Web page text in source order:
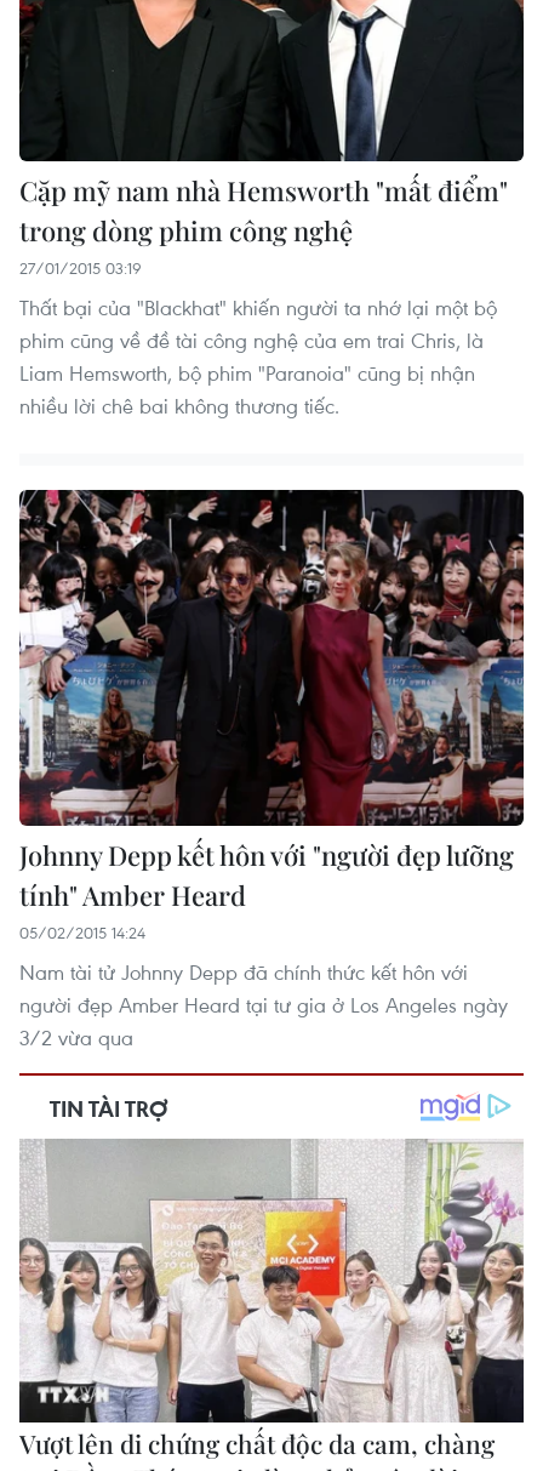
Cặp mỹ nam nhà Hemsworth "mất điểm"
trong dòng phim công nghệ
27/01/2015 03:19
Thất bại của "Blackhat" khiến người ta nhớ lại một bộ
phim cũng về đề tài công nghệ của em trai Chris, là
Liam Hemsworth, bộ phim "Paranoia" cũng bị nhận
nhiều lời chê bai không thương tiếc.
Johnny Depp kết hôn với "người đẹp lưỡng
tính" Amber Heard
05/02/2015 14:24
Nam tài tử Johnny Depp đã chính thức kết hôn với
người đẹp Amber Heard tại tư gia ở Los Angeles ngày
3/2 vừa qua